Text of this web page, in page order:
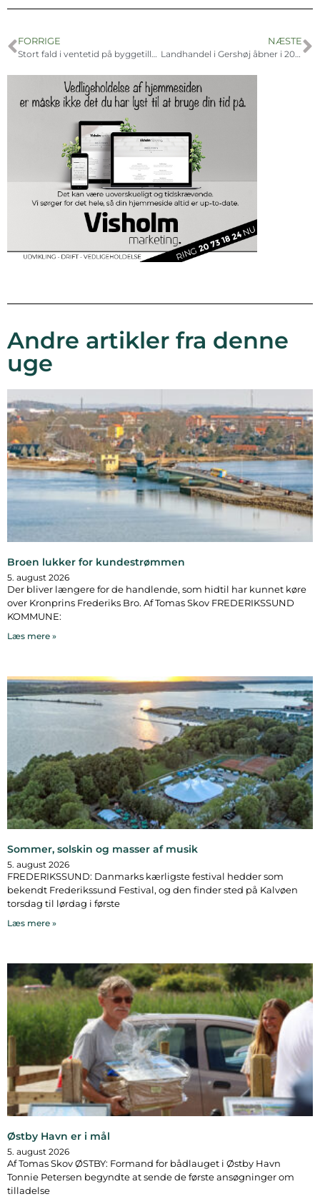
FORRIGE
Stort fald i ventetid på byggetilladelser
NÆSTE
Landhandel i Gershøj åbner i 2025
Andre artikler fra denne
uge
Broen lukker for kundestrømmen
5. august 2026
Der bliver længere for de handlende, som hidtil har kunnet køre
over Kronprins Frederiks Bro. Af Tomas Skov FREDERIKSSUND
KOMMUNE:
Læs mere »
Sommer, solskin og masser af musik
5. august 2026
FREDERIKSSUND: Danmarks kærligste festival hedder som
bekendt Frederikssund Festival, og den finder sted på Kalvøen
torsdag til lørdag i første
Læs mere »
Østby Havn er i mål
5. august 2026
Af Tomas Skov ØSTBY: Formand for bådlauget i Østby Havn
Tonnie Petersen begyndte at sende de første ansøgninger om
tilladelse